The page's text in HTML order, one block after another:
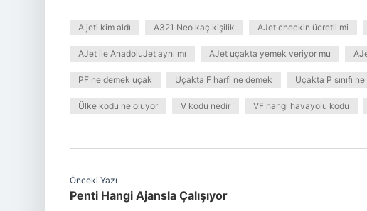
A jeti kim aldı A321 Neo kaç kişilik AJet checkin ücretli mi
AJet ile AnadoluJet aynı mı AJet uçakta yemek veriyor mu
PF ne demek uçak Uçakta F harfi ne demek Uçakta P sınıfı
Ülke kodu ne oluyor V kodu nedir VF hangi havayolu kodu
Önceki Yazı
Penti Hangi Ajansla Çalışıyor